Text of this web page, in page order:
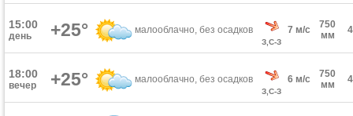
15:00
день +25° малооблачно, без осадков
З,С-З
7 м/с
750
мм
18:00
вечер +25° малооблачно, без осадков
З,С-З
6 м/с
750
мм